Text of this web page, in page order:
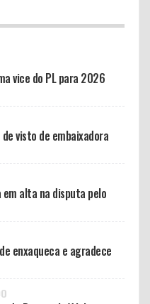
vice do PL para 2026
visto de embaixadora
alta na disputa pelo
enxaqueca e agradece